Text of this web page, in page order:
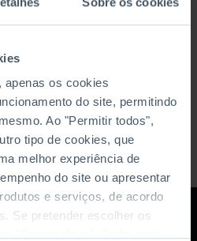
apenas os cookies
do site, permitindo
Ao "Permitir todos",
tipo de cookies, que
melhor experiência de
do site ou apresentar
e serviços, de acordo
Se pretender escolher os